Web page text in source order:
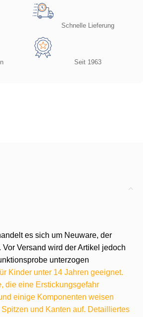
Schnelle Lieferung
Seit 1963
es sich um Neuware, der
Versand wird der Artikel jedoch
unterzogen
Kinder unter 14 Jahren geeignet.
die eine Erstickungsgefahr
einige Komponenten weisen
und Kanten auf. Detailliertes